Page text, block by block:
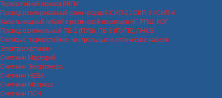
Термостойкий провод РКГМ
Провод изолированный самонесущий СИП-2 / СИП-3 / СИП-4
Кабель медный гибкий в резиновой изоляции КГ, РПШ, КОГ
Провод одножильный ПВ-1 (ПУВ), ПВ-3 (ПУГВ), ПНСВ
Силовые, термостойкие, контрольные и оптические кабели
Электросчетчики
Счетчики Меркурий
Счетчики Энергомера
Счетчики НЕВА
Счетчики Матрица
Счетчики ПСЧ